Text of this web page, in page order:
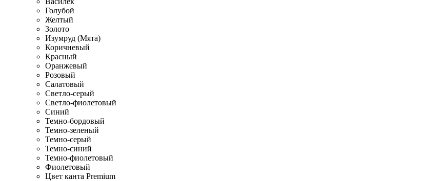
Голубой
Желтый
Золото
Изумруд (Мята)
Коричневый
Красный
Оранжевый
Розовый
Салатовый
Светло-серый
Светло-фиолетовый
Синий
Темно-бордовый
Темно-зеленый
Темно-серый
Темно-синий
Темно-фиолетовый
Фиолетовый
Цвет канта Premium